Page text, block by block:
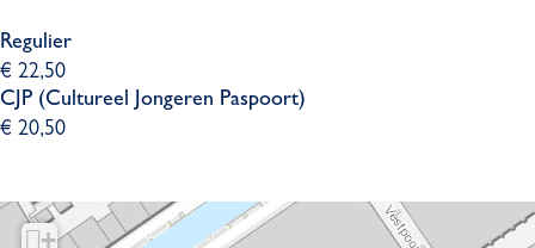
Regulier
€ 22,50
CJP (Cultureel Jongeren Paspoort)
€ 20,50
+